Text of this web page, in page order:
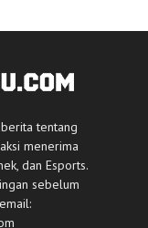
tentang
menerima
dan Esports.
sebelum